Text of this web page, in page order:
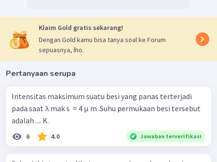
Klaim Gold gratis sekarang!
Dengan Gold kamu bisa tanya soal ke Forum
sepuasnya, lho.
Pertanyaan serupa
Intensitas maksimum suatu besi yang panas terterjadi
pada saat λ mak s ​ = 4 μ m .Suhu permukaan besi tersebut
adalah .... K.
6 4.0 Jawaban terverifikasi